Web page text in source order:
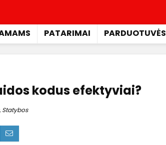
PATARIMAI PARDUOTUVĖS
kodus efektyviai?
,Statybos